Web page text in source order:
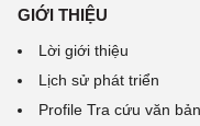
GIỚI THIỆU
Lời giới thiệu
Lịch sử phát triển
Profile Tra cứu văn bản